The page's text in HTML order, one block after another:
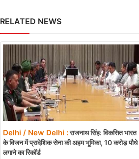
RELATED NEWS
Delhi / New Delhi :राजनाथ सिंह: विकसित भारत
के विजन में प्रादेशिक सेना की अहम भूमिका, 10 करोड़ पौधे
लगाने का रिकॉर्ड